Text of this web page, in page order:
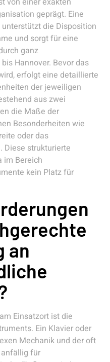
geprägt. Eine
die Disposition
und sorgt für eine
ganz
Hannover. Bevor das
erfolgt eine detaillierte
der jeweiligen
aus zwei
die Maße der
Besonderheiten wie
oder das
Diese strukturierte
im Bereich
kein Platz für
an
Einsatzort ist die
Ein Klavier oder
Mechanik und der oft
für